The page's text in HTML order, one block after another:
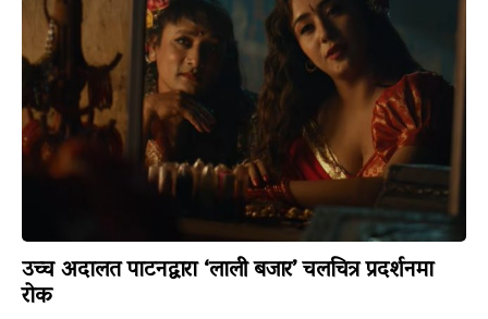
उच्च अदालत पाटनद्वारा ‘लाली बजार’ चलचित्र प्रदर्शनमा
रोक